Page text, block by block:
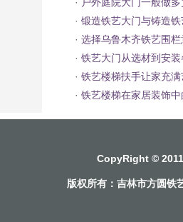
· 锻造铁艺大门与铸造
· 选择乌鲁木齐铁艺围
· 铁艺大门从选材到安
· 铁艺楼梯扶手让家充
· 铁艺楼梯在家居装饰
CopyRight ©
版权所有： 吉林市方圆铁